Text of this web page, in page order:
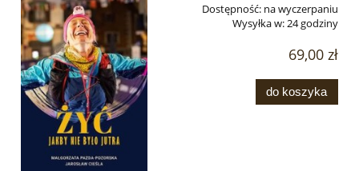
Dostępność: na wyczerpaniu
Wysyłka w:24 godziny
69,00 zł
do koszyka